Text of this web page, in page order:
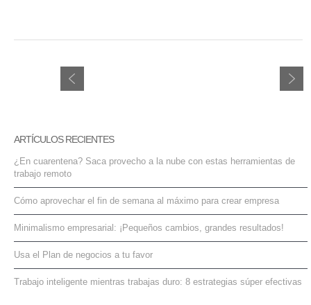
ARTÍCULOS RECIENTES
¿En cuarentena? Saca provecho a la nube con estas herramientas de
trabajo remoto
Cómo aprovechar el fin de semana al máximo para crear empresa
Minimalismo empresarial: ¡Pequeños cambios, grandes resultados!
Usa el Plan de negocios a tu favor
Trabajo inteligente mientras trabajas duro: 8 estrategias súper efectivas